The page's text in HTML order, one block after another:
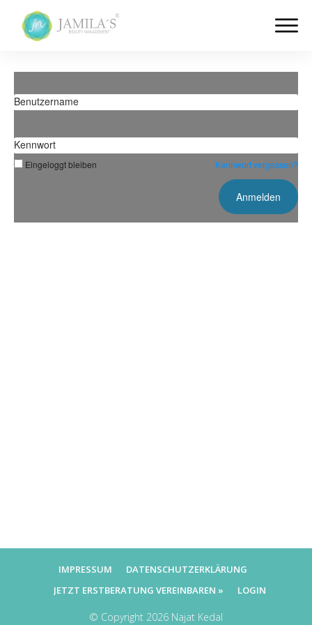
Benutzername
Kennwort
Eingeloggt bleiben Kennwort vergessen?
IMPRESSUM
DATENSCHUTZERKLÄRUNG
JETZT ERSTBERATUNG VEREINBAREN »
LOGIN
© Copyright 2026 Najat Kedal